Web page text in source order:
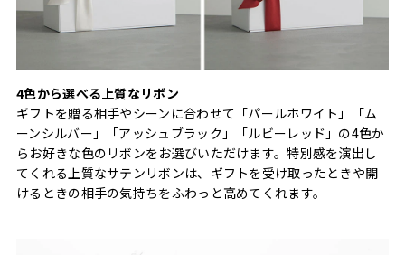
4色から選べる上質なリボン
ギフトを贈る相手やシーンに合わせて「パールホワイト」「ム
ーンシルバー」「アッシュブラック」「ルビーレッド」の4色か
らお好きな色のリボンをお選びいただけます。特別感を演出し
てくれる上質なサテンリボンは、ギフトを受け取ったときや開
けるときの相手の気持ちをふわっと高めてくれます。